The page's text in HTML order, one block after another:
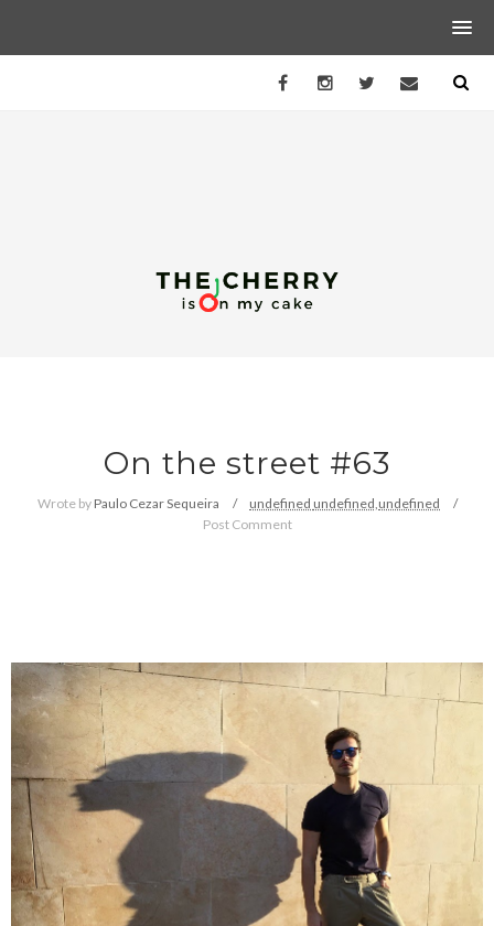
On the street #63
Wrote by Paulo Cezar Sequeira undefined undefined, undefined
Post Comment